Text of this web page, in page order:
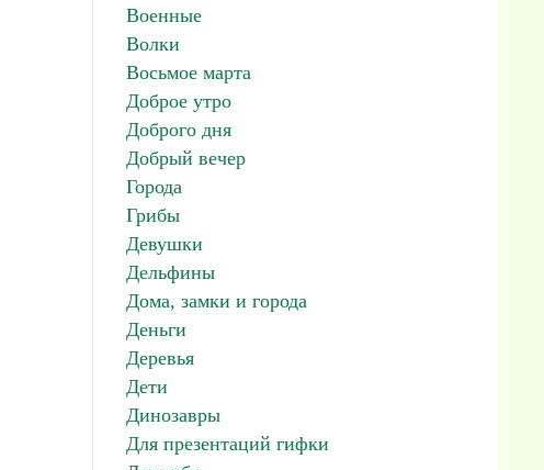
Военные
Волки
Восьмое марта
Доброе утро
Доброго дня
Добрый вечер
Города
Грибы
Девушки
Дельфины
Дома, замки и города
Деньги
Деревья
Дети
Динозавры
Для презентаций гифки